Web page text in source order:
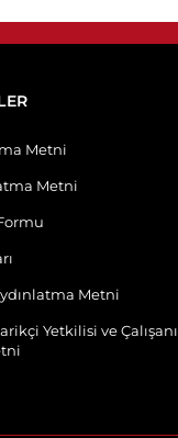
Metni
Metni
Metni
Yetkilisi ve Çalışanı